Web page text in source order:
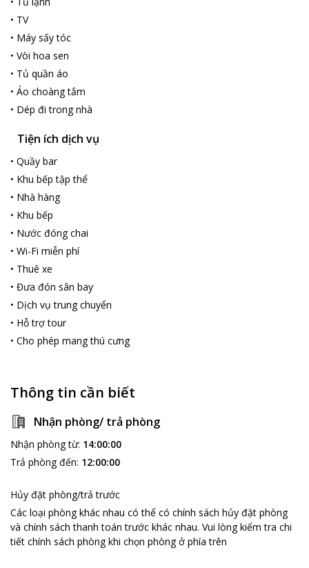
• TV
• Máy sấy tóc
• Vòi hoa sen
• Tủ quần áo
• Áo choàng tắm
• Dép đi trong nhà
Tiện ích dịch vụ
• Quầy bar
• Khu bếp tập thể
• Nhà hàng
• Khu bếp
• Nước đóng chai
• Wi-Fi miễn phí
• Thuê xe
• Đưa đón sân bay
• Dịch vụ trung chuyển
• Hỗ trợ tour
• Cho phép mang thú cưng
Thông tin cần biết
Nhận phòng/ trả phòng
Nhận phòng từ: 14:00:00
Trả phòng đến: 12:00:00
Hủy đặt phòng/trả trước
Các loại phòng khác nhau có thể có chính sách hủy đặt phòng
và chính sách thanh toán trước khác nhau. Vui lòng kiểm tra chi
tiết chính sách phòng khi chọn phòng ở phía trên